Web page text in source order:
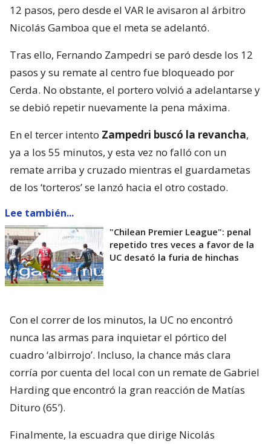
12 pasos, pero desde el VAR le avisaron al árbitro
Nicolás Gamboa que el meta se adelantó.
Tras ello, Fernando Zampedri se paró desde los 12
pasos y su remate al centro fue bloqueado por
Cerda. No obstante, el portero volvió a adelantarse y
se debió repetir nuevamente la pena máxima.
En el tercer intento Zampedri buscó la revancha,
ya a los 55 minutos, y esta vez no falló con un
remate arriba y cruzado mientras el guardametas
de los ‘torteros’ se lanzó hacia el otro costado.
Lee también...
"Chilean Premier League": penal
repetido tres veces a favor de la
UC desató la furia de hinchas
Con el correr de los minutos, la UC no encontró
nunca las armas para inquietar el pórtico del
cuadro ‘albirrojo’. Incluso, la chance más clara
corría por cuenta del local con un remate de Gabriel
Harding que encontró la gran reacción de Matías
Dituro (65’).
Finalmente, la escuadra que dirige Nicolás